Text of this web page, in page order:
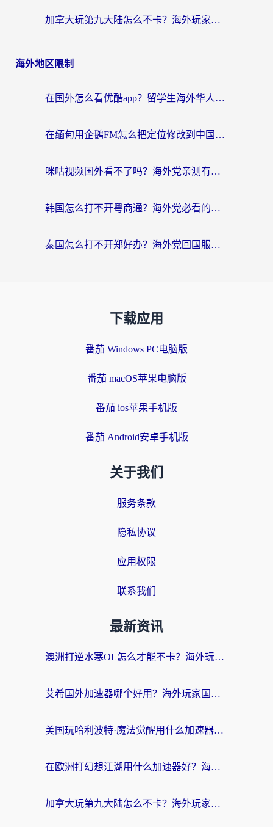
加拿大玩第九大陆怎么不卡？海外玩家国服游戏加速全攻略（附足球世界萤火突击实测）
海外地区限制
在国外怎么看优酷app？留学生海外华人必看的无限制追剧指南
在缅甸用企鹅FM怎么把定位修改到中国国内？海外党解决地域限制的实用指南
咪咕视频国外看不了吗？海外党亲测有效的回国加速解决方案
韩国怎么打不开粤商通？海外党必看的回国加速器选择指南（附加拿大农行俄罗斯有缘网解决方案）
泰国怎么打不开郑好办？海外党回国服务+影音追剧全搞定的实用指南
下载应用
番茄 Windows PC电脑版
番茄 macOS苹果电脑版
番茄 ios苹果手机版
番茄 Android安卓手机版
关于我们
服务条款
隐私协议
应用权限
联系我们
最新资讯
澳洲打逆水寒OL怎么才能不卡？海外玩家国服游戏加速终极指南（附梦幻模拟战地铁跑酷解决办法）
艾希国外加速器哪个好用？海外玩家国服游戏畅玩终极指南（附欧洲玩鸣潮街头篮球实测）
美国玩哈利波特·魔法觉醒用什么加速器？告别延迟的终极指南（含免费QQ炫舞方案+印尼妄想山海秘籍）
在欧洲打幻想江湖用什么加速器好？海外玩家国服游戏畅玩指南
加拿大玩第九大陆怎么不卡？海外玩家国服游戏加速全攻略（附足球世界萤火突击实测）